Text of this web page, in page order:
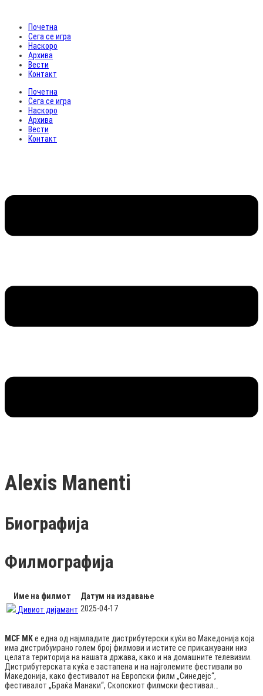
Почетна
Сега се игра
Наскоро
Архива
Вести
Контакт
Почетна
Сега се игра
Наскоро
Архива
Вести
Контакт
Alexis Manenti
Биографија
Филмографија
Име на филмот
Датум на издавање
Дивиот дијамант 2025-04-17
MCF MKе една од најмладите дистрибутерски куќи во Македонија која
има дистрибуирано голем број филмови и истите се прикажувани низ
целата територија на нашата држава, како и на домашните телевизии.
Дистрибутерската куќа е застапена и на најголемите фестивали во
Македонија, како фестивалот на Европски филм „Синедејс“,
фестивалот „Браќа Манаки“, Скопскиот филмски фестивал…